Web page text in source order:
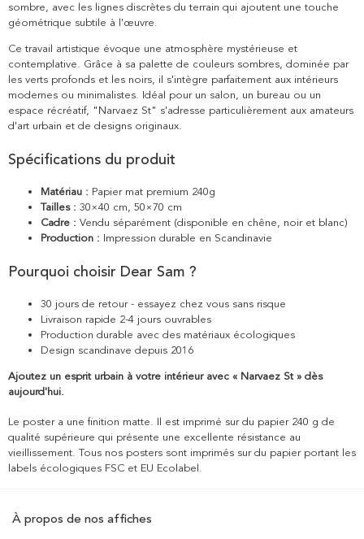
sombre, avec les lignes discrètes du terrain qui ajoutent une touche
géométrique subtile à l'œuvre.
Ce travail artistique évoque une atmosphère mystérieuse et
contemplative. Grâce à sa palette de couleurs sombres, dominée par
les verts profonds et les noirs, il s'intègre parfaitement aux intérieurs
modernes ou minimalistes. Idéal pour un salon, un bureau ou un
espace récréatif, "Narvaez St" s'adresse particulièrement aux amateurs
d'art urbain et de designs originaux.
Spécifications du produit
Matériau : Papier mat premium 240g
Tailles : 30×40 cm, 50×70 cm
Cadre : Vendu séparément (disponible en chêne, noir et blanc)
Production : Impression durable en Scandinavie
Pourquoi choisir Dear Sam ?
30 jours de retour - essayez chez vous sans risque
Livraison rapide 2-4 jours ouvrables
Production durable avec des matériaux écologiques
Design scandinave depuis 2016
Ajoutez un esprit urbain à votre intérieur avec « Narvaez St » dès
aujourd'hui.
Le poster a une finition matte. Il est imprimé sur du papier 240 g de
qualité supérieure qui présente une excellente résistance au
vieillissement. Tous nos posters sont imprimés sur du papier portant les
labels écologiques FSC et EU Ecolabel.
À propos de nos affiches